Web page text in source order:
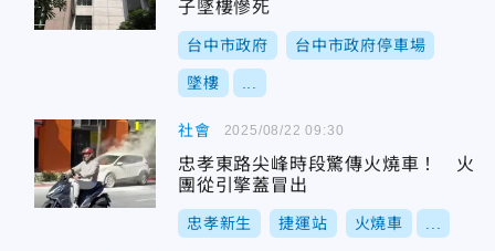
子墜樓慘死
台中市政府 台中市政府停車場
墜樓
社會
忠孝東路尖峰時段驚傳火燒車！ 火
團從引擎蓋冒出
忠孝新生 捷運站 火燒車
2025/08/22 09:30